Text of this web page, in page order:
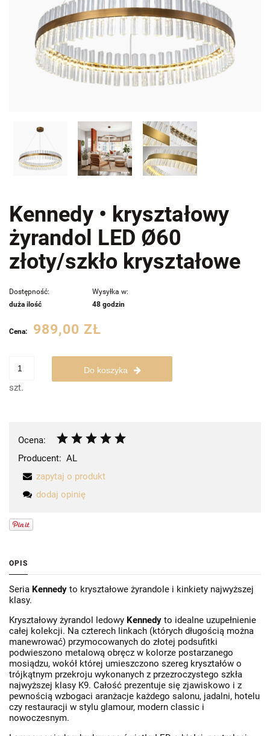
Kennedy • kryształowy
żyrandol LED Ø60
złoty/szkło kryształowe
Dostępność:
duża ilość
Wysyłka w:
48 godzin
Cena: 989,00 ZŁ
szt.
Do koszyka
Ocena:
Producent: AL
zapytaj o produkt
dodaj opinię
OPIS
Seria Kennedy to kryształowe żyrandole i kinkiety najwyższej
klasy.
Kryształowy żyrandol ledowy Kennedy to idealne uzupełnienie
całej kolekcji. Na czterech linkach (których długością można
manewrować) przymocowanych do złotej podsufitki
podwieszono metalową obręcz w kolorze postarzanego
mosiądzu, wokół której umieszczono szereg kryształów o
trójkątnym przekroju wykonanych z przezroczystego szkła
najwyższej klasy K9. Całość prezentuje się zjawiskowo i z
pewnością wzbogaci aranżacje każdego salonu, jadalni, hotelu
czy restauracji w stylu glamour, modern classic i
nowoczesnym.